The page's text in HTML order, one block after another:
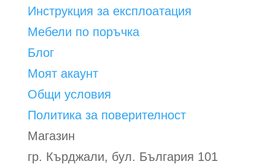
Инструкция за експлоатация
Мебели по поръчка
Блог
Моят акаунт
Общи условия
Политика за поверителност
Магазин
гр. Кърджали, бул. България 101